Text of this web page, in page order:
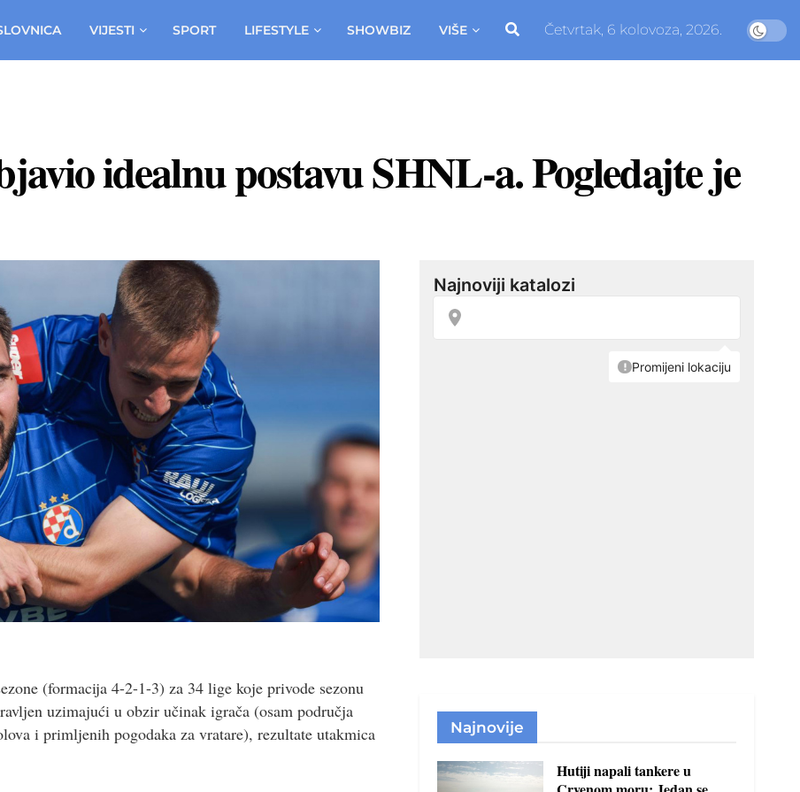
VIJESTI SPORT LIFESTYLE SHOWBIZ VIŠE Četvrtak, 6 kolovoza, 2026.
idealnu postavu SHNL-a. Pogledajte je
(formacija 4-2-1-3) za 34 lige koje privode sezonu
uzimajući u obzir učinak igrača (osam područja
i primljenih pogodaka za vratare), rezultate utakmica
Najnovije
Hutiji napali tankere u